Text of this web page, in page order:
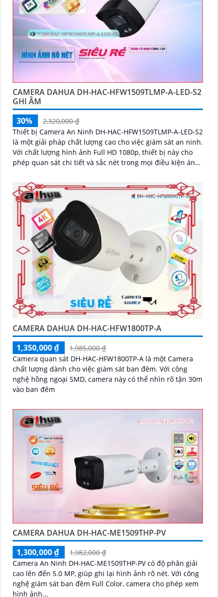
CAMERA DAHUA DH-HAC-HFW1509TLMP-A-LED-S2
GHI ÂM
30%
2,320,000 ₫
Thiết bị Camera An Ninh DH-HAC-HFW1509TLMP-A-LED-S2
là một giải pháp chất lượng cao cho việc giám sát an ninh.
Với chất lượng hình ảnh Full HD 1080p, thiết bị này cho
phép quan sát chi tiết và sắc nét trong mọi điều kiện ánh
CAMERA DAHUA DH-HAC-HFW1800TP-A
1,350,000 ₫
1,985,000 ₫
Camera quan sát DH-HAC-HFW1800TP-A là một Camera
chất lượng dành cho việc giám sát ban đêm. Với công
nghệ hồng ngoại SMD, camera này có thể nhìn rõ tận 30m
vào ban đêm
CAMERA DAHUA DH-HAC-ME1509THP-PV
1,300,000 ₫
1,982,000 ₫
Camera An Ninh DH-HAC-ME1509THP-PV có độ phân giải
cao lên đến 5.0 MP, giúp ghi lại hình ảnh rõ nét. Với công
nghệ giám sát ban đêm Full Color, camera cho phép xem
hình ảnh...